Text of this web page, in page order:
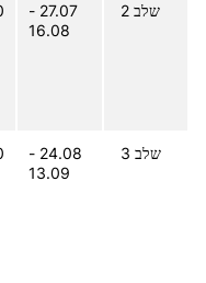
שלב 2
27.07 -
16.08
שלב 3
24.08 -
13.09